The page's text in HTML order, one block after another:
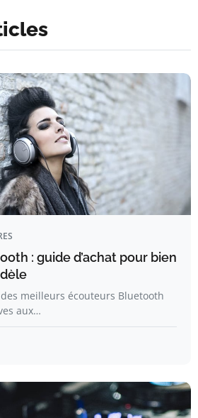
: guide d’achat pour bien
des meilleurs écouteurs Bluetooth
aux…